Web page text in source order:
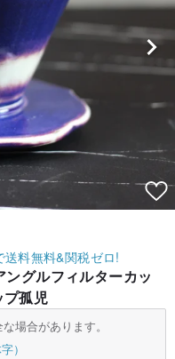
料無料&関税ゼロ!
ングルフィルターカッ
プ孤児
場合があります。
）